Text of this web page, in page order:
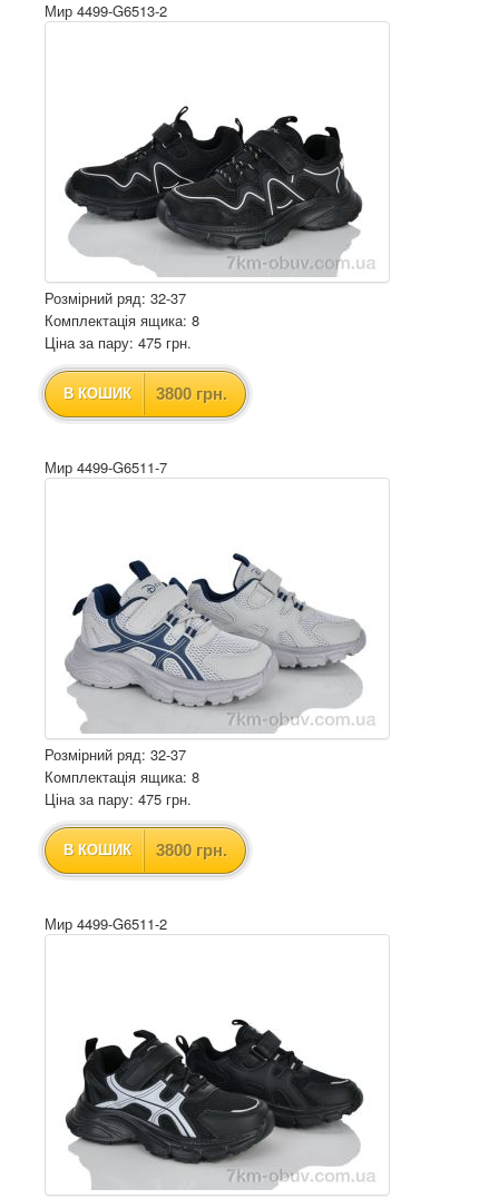
Мир 4499-G6513-2
Розмірний ряд: 32-37
Комплектація ящика: 8
Ціна за пару: 475 грн.
В КОШИК 3800 грн.
Мир 4499-G6511-7
Розмірний ряд: 32-37
Комплектація ящика: 8
Ціна за пару: 475 грн.
В КОШИК 3800 грн.
Мир 4499-G6511-2